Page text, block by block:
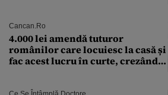
Cancan.ro
4.000 lei amendă tuturor
românilor care locuiesc la casă și
fac acest lucru în curte, crezând